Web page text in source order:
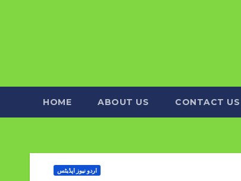
HOME ABOUT US CONTACT US
اردو نیوز اپڈیٹس